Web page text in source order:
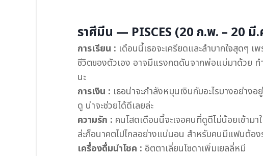
ราศีมีน — PISCES (20 ก.พ. – 20 มี
การเรียน : เดือนนี้เธอจะเครียดและลำบากใจสุดๆ
ชีวิตของตัวเอง อาจมีแรงกดดันจากพ่อแม่มาด้วย ท
นะ
การเงิน : เธอน่าจะกำลังหมุนเงินกับอะไรบางอย่าง
ดู น่าจะช่วยได้ดีเลยล่ะ
ความรัก : คนโสดเดือนนี้จะเจอคนที่ดูดีไม่น้อยเข้าม
ล่ะก็อนาคตไปไกลอย่างแน่นอน สำหรับคนมีแฟนต้อง
เครื่องดื่มนำโชค : อิตตาเลี่ยนโซดาเพิ่มเยลลี่หมี